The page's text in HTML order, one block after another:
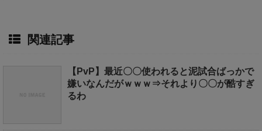
関連記事
【PvP】最近〇〇使われると泥試合ばっかで
嫌いなんだがｗｗｗ⇒それより〇〇が酷すぎ
るわ